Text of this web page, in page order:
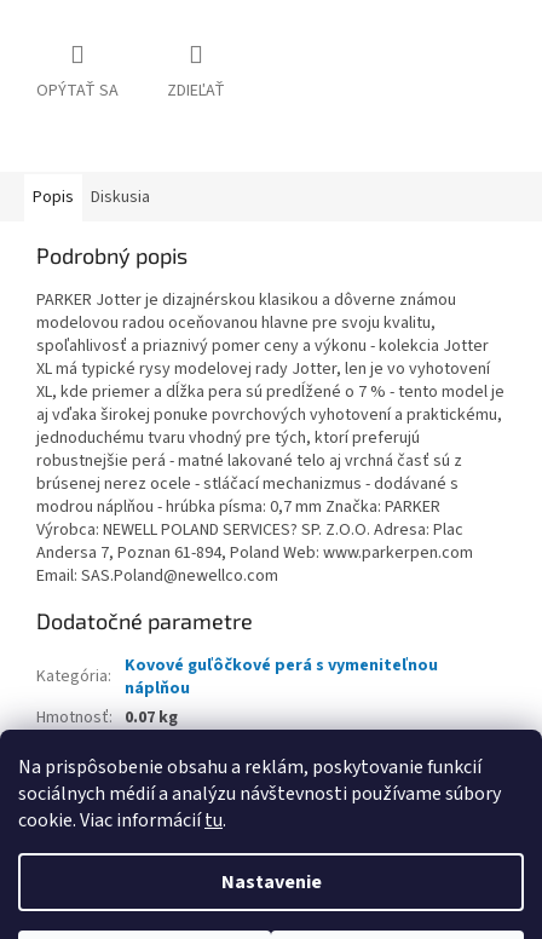
Na prispôsobenie obsahu a reklám, poskytovanie funkcií
sociálnych médií a analýzu návštevnosti používame súbory
cookie. Viac informáciítu.
Nastavenie
OPÝTAŤ SA ZDIEĽAŤ
Popis Diskusia
Podrobný popis
PARKER Jotter je dizajnérskou klasikou a dôverne známou
modelovou radou oceňovanou hlavne pre svoju kvalitu,
spoľahlivosť a priaznivý pomer ceny a výkonu - kolekcia Jotter
XL má typické rysy modelovej rady Jotter, len je vo vyhotovení
XL, kde priemer a dĺžka pera sú predĺžené o 7 % - tento model je
aj vďaka širokej ponuke povrchových vyhotovení a praktickému,
jednoduchému tvaru vhodný pre tých, ktorí preferujú
robustnejšie perá - matné lakované telo aj vrchná časť sú z
brúsenej nerez ocele - stláčací mechanizmus - dodávané s
modrou náplňou - hrúbka písma: 0,7 mm Značka: PARKER
Výrobca: NEWELL POLAND SERVICES? SP. Z.O.O. Adresa: Plac
Andersa 7, Poznan 61-894, Poland Web: www.parkerpen.com
Email: SAS.Poland@newellco.com
Dodatočné parametre
Kategória:
Kovové guľôčkové perá s vymeniteľnou
náplňou
Hmotnosť: 0.07 kg